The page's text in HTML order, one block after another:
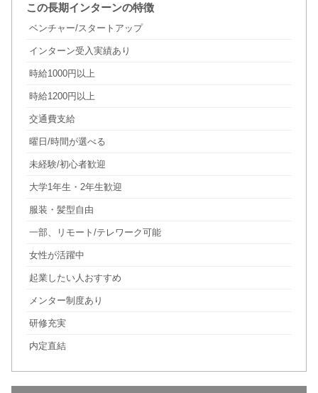
この長期インターンの特徴
ベンチャー/スタートアップ
インターン受入実績あり
時給1000円以上
時給1200円以上
交通費支給
曜日/時間が選べる
未経験/初心者歓迎
大学1年生・2年生歓迎
服装・髪型自由
一部、リモート/テレワーク可能
女性が活躍中
起業したい人おすすめ
メンター制度あり
研修充実
内定直結